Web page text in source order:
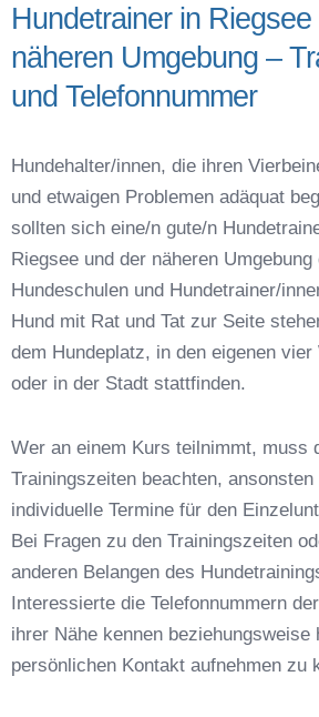
Hundetrainer in Riegsee und
Umgebung – Trainingszeiten
Telefonnummer
Das macht einen guten
Hundetrainer Ausbildung in
Hundezubehör für das
Hundespielzeug zur
Preisvergleich der
Hundeschulen vs.
Riegsee
So findet man den richtigen
Riegsee
Hundetrainer in
näheren Umgebung –
und Telefonnummer
Hundehalter/innen, die ihren
und etwaigen Problemen adäquat
sollten sich eine/n gute/n
Riegsee und der näheren
Hundeschulen und Hundetrainer/
Hund mit Rat und Tat zur Seite
dem Hundeplatz, in den eigenen vier
oder in der Stadt stattfinden.
Wer an einem Kurs teilnimmt, muss
Trainingszeiten beachten,
individuelle Termine für den
Bei Fragen zu den Trainingszeiten
anderen Belangen des
Interessierte die Telefonnummern
ihrer Nähe kennen beziehungsweise
persönlichen Kontakt aufnehmen zu